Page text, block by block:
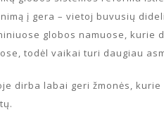
į gera – vietoj buvusių
globos namuose, kurie
todėl vaikai turi daugiau
dirba labai geri žmonės,